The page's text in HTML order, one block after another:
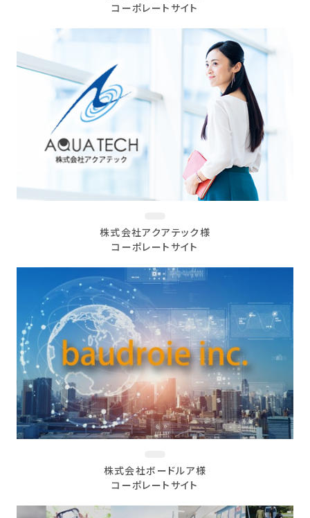
コーポレートサイト
株式会社アクアテック様
コーポレートサイト
株式会社ボードルア様
コーポレートサイト